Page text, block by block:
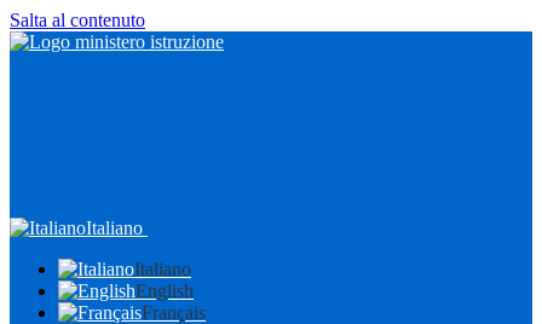
Salta al contenuto
Italiano
Italiano
English
Français